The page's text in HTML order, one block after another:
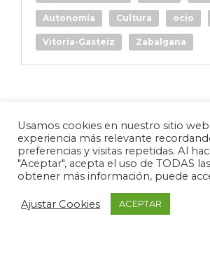
Autonomía Cultura ocio
Vitoria-Gasteiz Zabalgana
Usamos cookies en nuestro sitio
experiencia más relevante
preferencias y visitas repetidas. Al
"Aceptar", acepta el uso de TODAS
obtener más información, puede
Ajustar Cookies ACEPTAR